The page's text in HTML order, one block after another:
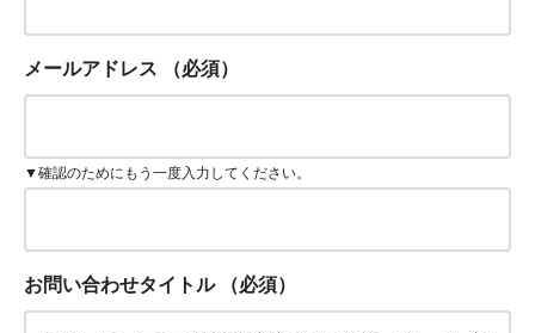
メールアドレス （必須）
▼確認のためにもう一度入力してください。
お問い合わせタイトル （必須）